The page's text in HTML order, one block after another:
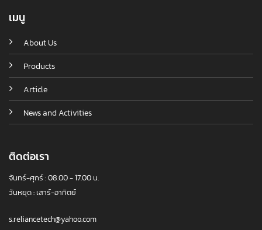
เมนู
About Us
Products
Article
News and Activities
ติดต่อเรา
จันทร์-ศุกร์ : 08.00 - 17.00 น.
วันหยุด : เสาร์-อาทิตย์
s.reliancetech@yahoo.com